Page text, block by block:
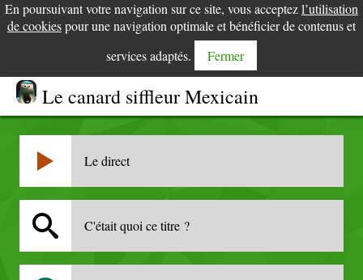
En poursuivant votre navigation sur ce site, vous acceptezl’utilisation
de cookiespour une navigation optimale et bénéficier de contenus et
services adaptés.
Fermer
Le canard siffleur Mexicain
Le direct
C'était quoi ce titre ?